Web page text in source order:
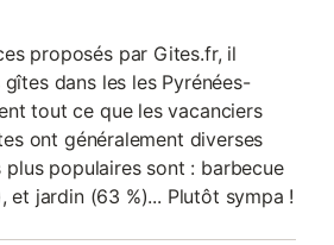
proposés par Gites.fr, il
dans les les Pyrénées-
tout ce que les vacanciers
ont généralement diverses
plus populaires sont : barbecue
et jardin (63 %)... Plutôt sympa !